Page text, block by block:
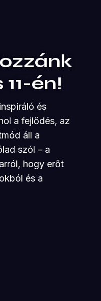
én!
és
a fejlődés, az
áll a
szól – a
hogy erőt
és a